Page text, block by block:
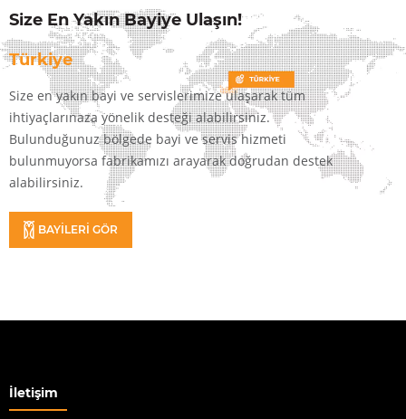
Size En Yakın Bayiye Ulaşın!
Türkiye
Size en yakın bayi ve servislerimize ulaşarak tüm
ihtiyaçlarınaza yönelik desteği alabilirsiniz.
Bulunduğunuz bölgede bayi ve servis hizmeti
bulunmuyorsa fabrikamızı arayarak doğrudan destek
alabilirsiniz.
BAYİLERİ GÖR
İletişim